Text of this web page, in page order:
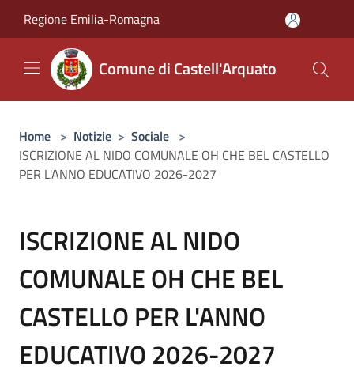
Regione Emilia-Romagna
Comune di Castell'Arquato
Home > Notizie > Sociale >
ISCRIZIONE AL NIDO COMUNALE OH CHE BEL CASTELLO
PER L'ANNO EDUCATIVO 2026-2027
ISCRIZIONE AL NIDO
COMUNALE OH CHE BEL
CASTELLO PER L'ANNO
EDUCATIVO 2026-2027